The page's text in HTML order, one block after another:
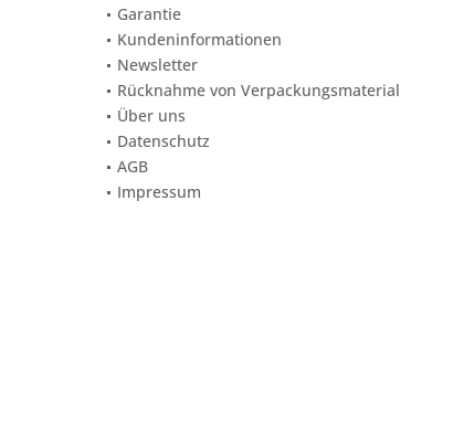
Garantie
Kundeninformationen
Newsletter
Rücknahme von Verpackungsmaterial
Über uns
Datenschutz
AGB
Impressum